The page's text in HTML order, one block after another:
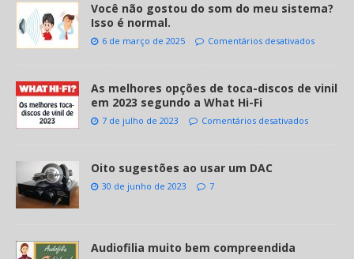
Você não gostou do som do meu sistema?
Isso é normal.
6 de março de 2025 Comentários desativados
As melhores opções de toca-discos de vinil
em 2023 segundo a What Hi-Fi
7 de julho de 2023 Comentários desativados
Oito sugestões ao usar um DAC
30 de junho de 2023 7
Audiofilia muito bem compreendida